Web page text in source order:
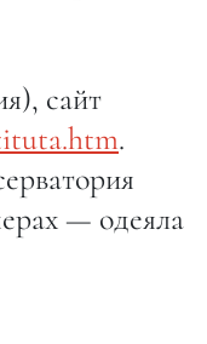
сайт
.
— одеяла